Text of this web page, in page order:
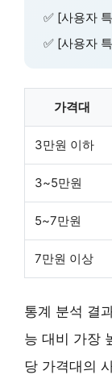
✅ [사용자
✅ [사용자
가격대
3만원 이하
3~5만원
5~7만원
7만원 이상
통계 분석 결
능 대비 가장
당 가격대의